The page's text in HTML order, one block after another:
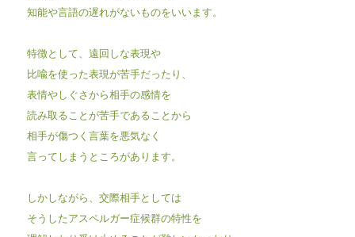
知能や言語の遅れがないものをいいます。
特徴として、遠回しな表現や
比喩を使った表現が苦手だったり、
表情やしぐさから相手の感情を
読み取ることが苦手であることから
相手が傷つく言葉を悪気なく
言ってしまうところがあります。
しかしながら、交際相手としては
そうしたアスペルガー症候群の特性を